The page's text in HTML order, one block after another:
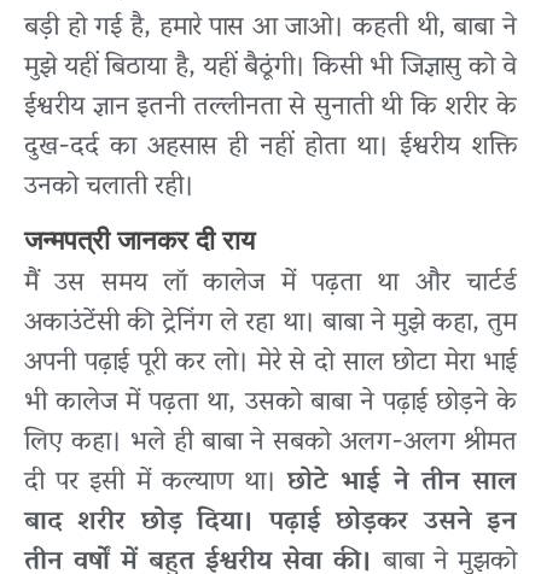
बड़ी हो गई है, हमारे पास आ जाओ। कहती थी, बाबा ने
मुझे यहीं बिठाया है, यहीं बैठूंगी। किसी भी जिज्ञासु को वे
ईश्वरीय ज्ञान इतनी तल्लीनता से सुनाती थी कि शरीर के
दुख-दर्द का अहसास ही नहीं होता था। ईश्वरीय शक्ति
उनको चलाती रही।
जन्मपत्री जानकर दी राय
मैं उस समय लॉ कालेज में पढ़ता था और चार्टर्ड
अकाउंटेंसी की ट्रेनिंग ले रहा था। बाबा ने मुझे कहा, तुम
अपनी पढ़ाई पूरी कर लो। मेरे से दो साल छोटा मेरा भाई
भी कालेज में पढ़ता था, उसको बाबा ने पढ़ाई छोड़ने के
लिए कहा। भले ही बाबा ने सबको अलग-अलग श्रीमत
दी पर इसी में कल्याण था।छोटे भाई ने तीन साल
बाद शरीर छोड़ दिया। पढ़ाई छोड़कर उसने इन
तीन वर्षों में बहुत ईश्वरीय सेवा की। बाबा ने मुझको